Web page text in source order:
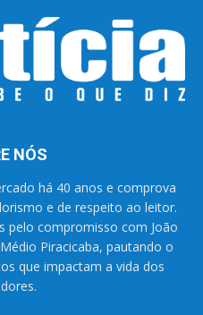
NÓS
há 40 anos e comprova
e de respeito ao leitor.
pelo compromisso com João
Piracicaba, pautando o
que impactam a vida dos